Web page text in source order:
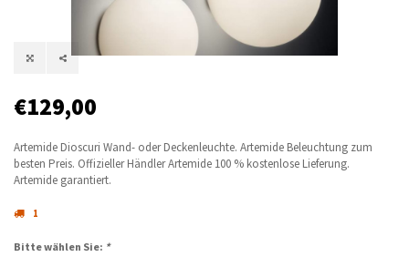
€129,00
Artemide Dioscuri Wand- oder Deckenleuchte. Artemide Beleuchtung zum
besten Preis. Offizieller Händler Artemide 100 % kostenlose Lieferung.
Artemide garantiert.
1
Bitte wählen Sie: *